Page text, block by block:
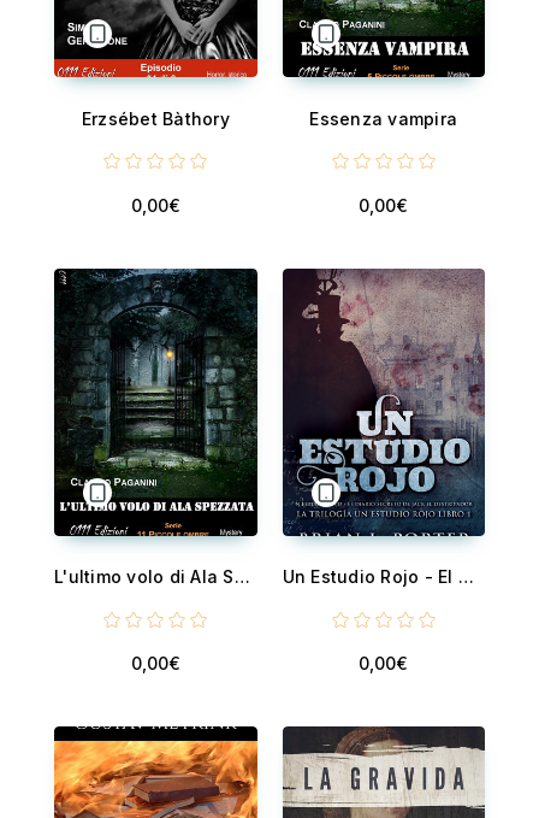
Erzsébet Bàthory
0,00€
Essenza vampira
0,00€
L'ultimo volo di Ala Spezzata
0,00€
Un Estudio Rojo - El Diario Secreto de Jack el Destripador
0,00€